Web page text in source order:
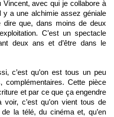
Vincent, avec qui je collabore à
y a une alchimie assez géniale
dire que, dans moins de deux
C’est un spectacle
deux ans et d’être dans le
c’est qu’on est tous un peu
Cette pièce
et par ce que ça engendre
c’est qu’on vient tous de
la télé, du cinéma et, qu’en